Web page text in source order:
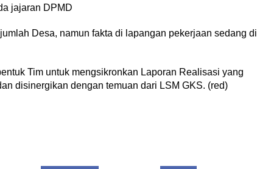
jajaran DPMD
Desa, namun fakta di lapangan pekerjaan sedang di
Tim untuk mengsikronkan Laporan Realisasi yang
disinergikan dengan temuan dari LSM GKS. (red)